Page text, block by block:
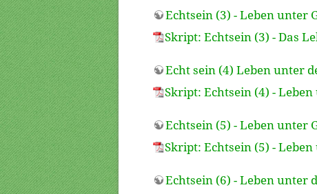
Echtsein (3) - Leben unter
Skript: Echtsein (3) - Das
Echt sein (4) Leben unter
Skript: Echtsein (4) - Leben
Echtsein (5) - Leben unter
Skript: Echtsein (5) -
Echtsein (6) - Leben unter